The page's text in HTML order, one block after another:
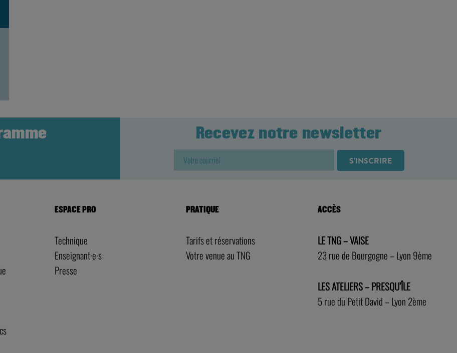
Recevez notre newsletter
ESPACE PRO
Technique
Enseignant·e·s
Presse
PRATIQUE
Tarifs et réservations
Votre venue au TNG
ACCÈS
LE TNG – VAISE
23 rue de Bourgogne – Lyon 9ème
LES ATELIERS – PRESQU’ÎLE
5 rue du Petit David – Lyon 2ème